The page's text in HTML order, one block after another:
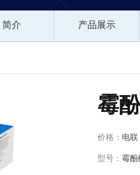
简介 产品展示
霉
价格： 电联
型号： 霉酚